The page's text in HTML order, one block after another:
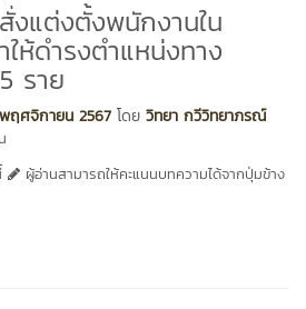
งแต่งตั้งพนักงานใน
ห้ดำรงตำแหน่งทาง
ราย
ฤศจิกายน 2567 โดย วิทยา กวีวิทยาภรณ์
ผู้อ่านสามารถให้คะแนนบทความได้จากปุ่มข้าง